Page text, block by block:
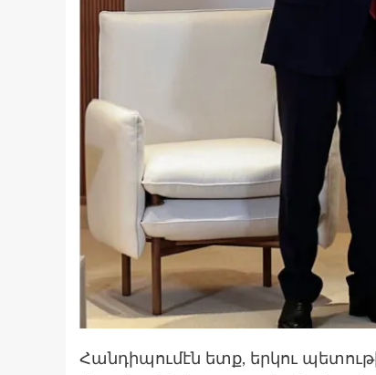
Հանդիպումէն ետք, երկու